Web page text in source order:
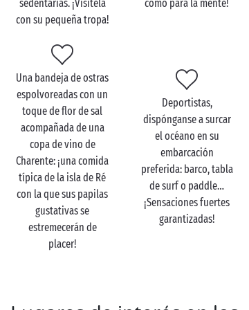
despierten vocaciones entre sus pequeños
campistas!
Y después de todo lo aprendido durante la visita,
diríjase a la tienda para llevarse un recuerdo yodado
de su estancia en la isla de Ré y realzar el sabor de
sus platos. De ese modo, nunca le quedará lejos
la isla de Ré.
Visite las salinas en pareja
Amantes de la naturaleza, o simplemente
enamorados, darse una vuelta en bicicleta
salinas es una actividad perfecta para dos. Al compás
sedentarias. ¡Visítela
con su pequeña tropa!
como para la mente!
Una bandeja de ostras
espolvoreadas con un
toque de flor de sal
acompañada de una
copa de vino de
Charente: ¡una comida
típica de la isla de Ré
con la que sus papilas
gustativas se
estremecerán de
placer!
Deportistas,
dispónganse a surcar
el océano en su
embarcación
preferida: barco, tabla
de surf o paddle…
¡Sensaciones fuertes
garantizadas!